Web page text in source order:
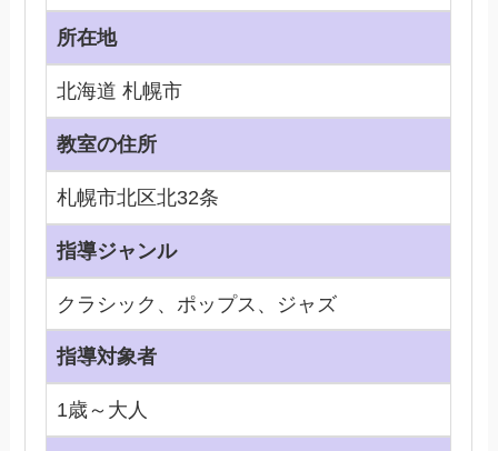
所在地
北海道 札幌市
教室の住所
札幌市北区北32条
指導ジャンル
クラシック、ポップス、ジャズ
指導対象者
1歳～大人